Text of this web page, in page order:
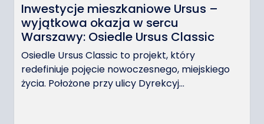
Inwestycje mieszkaniowe Ursus –
wyjątkowa okazja w sercu
Warszawy: Osiedle Ursus Classic
Osiedle Ursus Classic to projekt, który
redefiniuje pojęcie nowoczesnego, miejskiego
życia. Położone przy ulicy Dyrekcyj...